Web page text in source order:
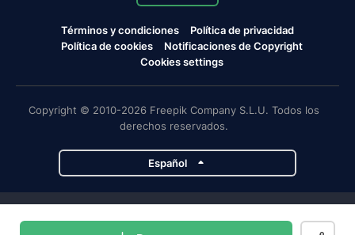
Términos y condiciones
Política de privacidad
Política de cookies
Notificaciones de Copyright
Cookies settings
Copyright © 2010-2026 Freepik Company S.L.U. Todos los
derechos reservados.
Español